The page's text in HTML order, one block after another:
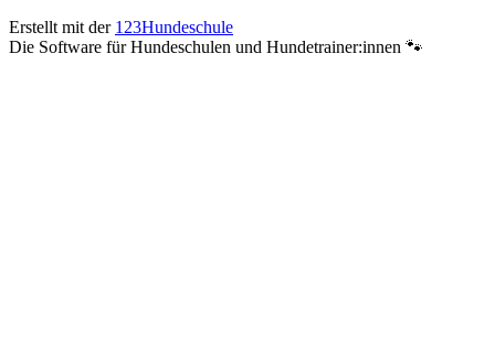
Erstellt mit der 123Hundeschule
Die Software für Hundeschulen und Hundetrainer:innen 🐾